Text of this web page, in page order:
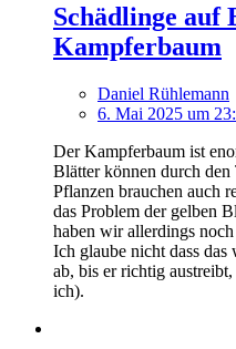
Schädlinge auf
Kampferbaum
Daniel Rühlemann
6. Mai 2025 um
Der Kampferbaum ist
Blätter können durch
Pflanzen brauchen auch
das Problem der gelben
haben wir allerdings
Ich glaube nicht dass das
ab, bis er richtig
ich).